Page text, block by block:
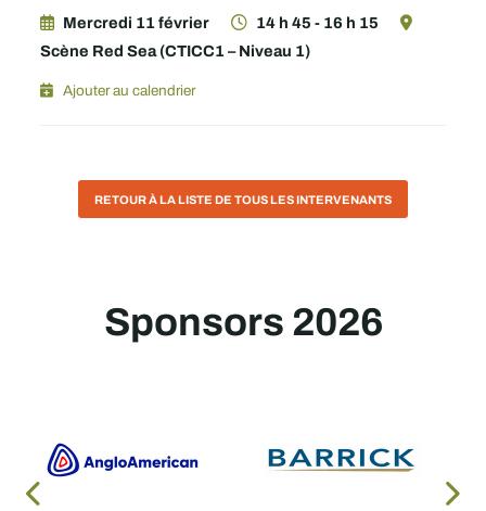
Mercredi 11 février
14 h 45 - 16 h 15
Scène Red Sea (CTICC1 – Niveau 1)
Ajouter au calendrier
RETOUR À LA LISTE DE TOUS LES INTERVENANTS
Sponsors 2026